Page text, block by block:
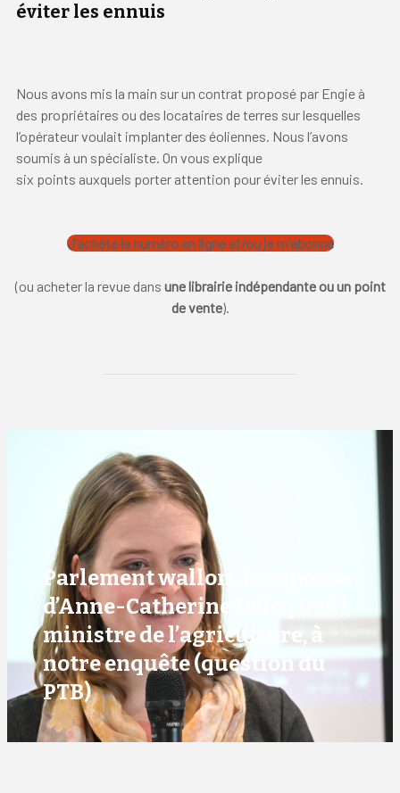
éviter les ennuis
Nous avons mis la main sur un contrat proposé par Engie à
des propriétaires ou des locataires de terres sur lesquelles
l’opérateur voulait implanter des éoliennes. Nous l’avons
soumis à un spécialiste. On vous explique
six points auxquels porter attention pour éviter les ennuis.
J’achète le numéro en ligne et/ou je m’abonne
(ou acheter la revue dans une librairie indépendante ouun point
de vente).
Parlement wallon : la réponse
d’Anne-Catherine Dalcq (MR),
ministre de l’agriculture, à
notre enquête (question du
PTB)